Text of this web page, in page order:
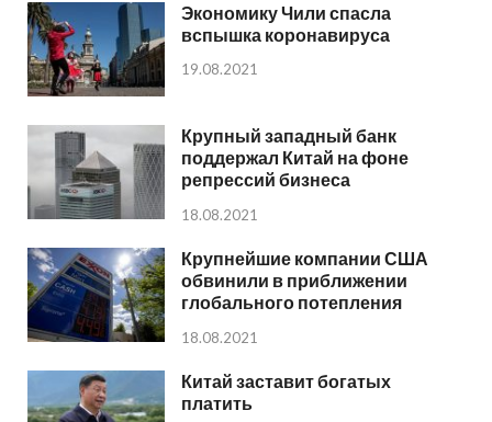
Экономику Чили спасла
вспышка коронавируса
19.08.2021
Крупный западный банк
поддержал Китай на фоне
репрессий бизнеса
18.08.2021
Крупнейшие компании США
обвинили в приближении
глобального потепления
18.08.2021
Китай заставит богатых
платить